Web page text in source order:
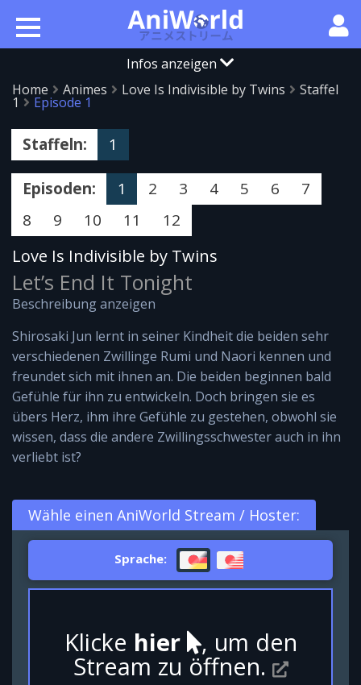
Infos anzeigen
Home
Animes Love Is Indivisible by Twins Staffel
1 Episode 1
Staffeln: 1
Episoden: 1 2 3 4 5 6
7
8
9 10 11 12
Love Is Indivisible by Twins
Let’s End It Tonight
Beschreibung anzeigen
Shirosaki Jun lernt in seiner Kindheit die beiden sehr
verschiedenen Zwillinge Rumi und Naori kennen und
freundet sich mit ihnen an. Die beiden beginnen bald
Gefühle für ihn zu entwickeln. Doch bringen sie es
übers Herz, ihm ihre Gefühle zu gestehen, obwohl sie
wissen, dass die andere Zwillingsschwester auch in ihn
verliebt ist?
Wähle einen AniWorld Stream / Hoster:
Sprache:
Klicke hier , um den
Stream zu öffnen.